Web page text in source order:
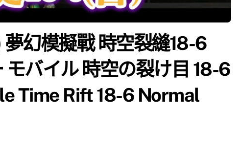
幻模擬戰 時空裂縫18-6
モバイル 時空の裂け目 18-6
Time Rift 18-6 Normal